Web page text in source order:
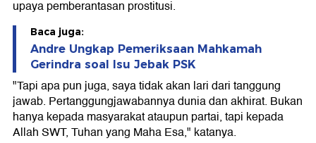
upaya pemberantasan prostitusi.
Baca juga:
Andre Ungkap Pemeriksaan Mahkamah
Gerindra soal Isu Jebak PSK
"Tapi apa pun juga, saya tidak akan lari dari tanggung
jawab. Pertanggungjawabannya dunia dan akhirat. Bukan
hanya kepada masyarakat ataupun partai, tapi kepada
Allah SWT, Tuhan yang Maha Esa," katanya.